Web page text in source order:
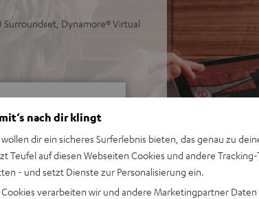
Surroundset, Dynamore® Virtual
5 bei 427 Bewertungen)
nach dir klingt
wollen dir ein sicheres Surferlebnis bieten, das genau zu
Teufel auf diesen Webseiten Cookies und andere
- und setzt Dienste zur Personalisierung ein.
verarbeiten wir und andere Marketingpartner